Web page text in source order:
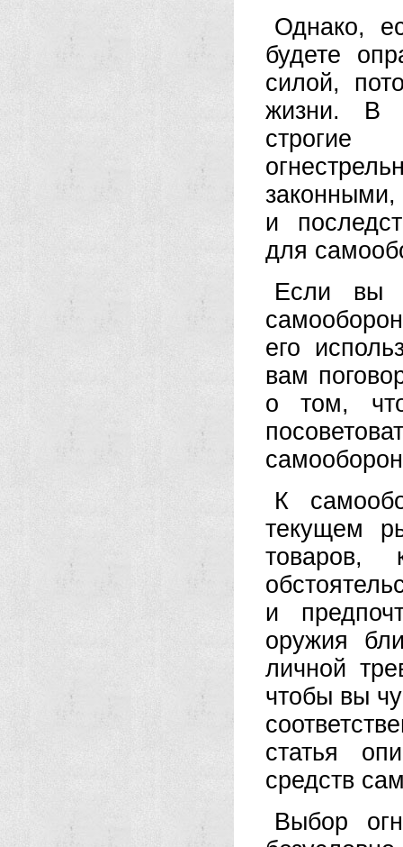
Однако,
будете
силой,
жизни. В
и
для
Если вы
его
вам
о том,
К
текущем
товаров,
и
оружия
личной
чтобы вы
статья
средств
Выбор